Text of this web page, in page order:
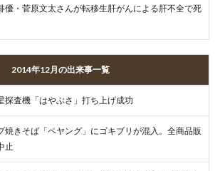
優・菅原文太さんが転移生肝がんによる肝不全で死
2014年12月の出来事一覧
探査機「はやぶさ」打ち上げ成功
焼きそば「ペヤング」にゴキブリが混入。全商品販
止